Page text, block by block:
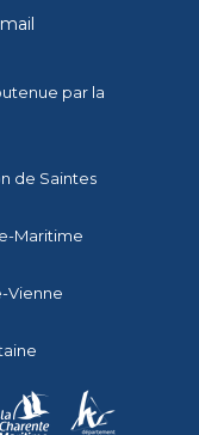
par la
de Saintes
Maritime
Vienne